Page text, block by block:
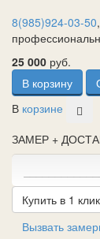
8(985)924-03-50,
25 000 руб.
В корзину
В корзине
ЗАМЕР +
Вызвать